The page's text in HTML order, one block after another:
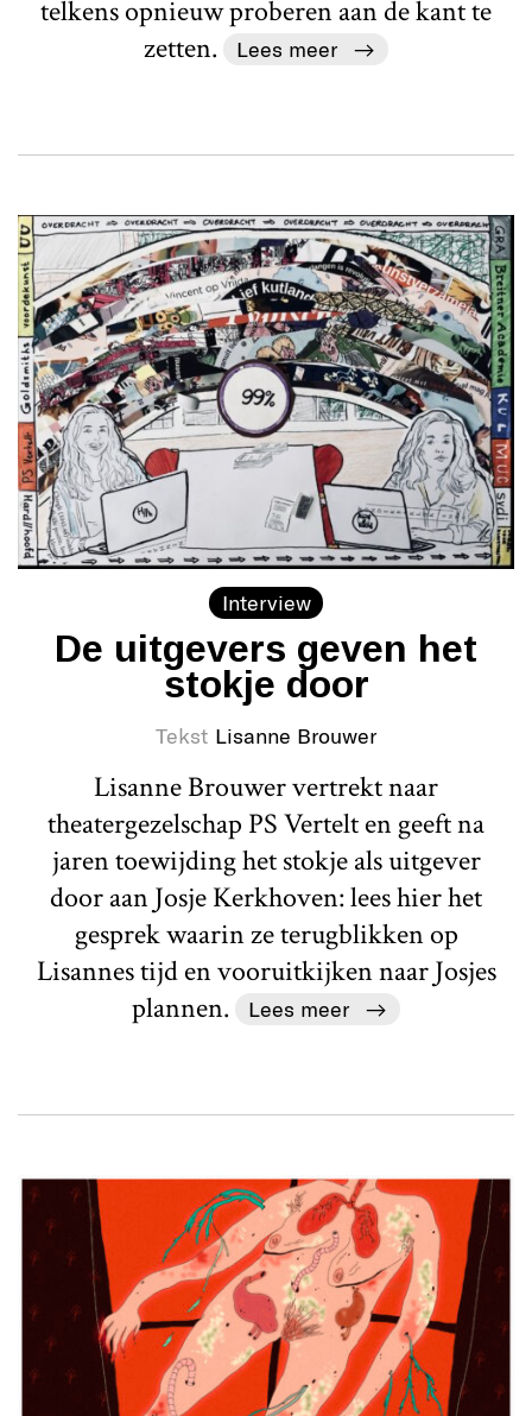
telkens opnieuw proberen aan de kant te
zetten.
Lees meer
Interview
De uitgevers geven het
stokje door
Tekst Lisanne Brouwer
Lisanne Brouwer vertrekt naar
theatergezelschap PS Vertelt en geeft na
jaren toewijding het stokje als uitgever
door aan Josje Kerkhoven: lees hier het
gesprek waarin ze terugblikken op
Lisannes tijd en vooruitkijken naar Josjes
plannen.
Lees meer